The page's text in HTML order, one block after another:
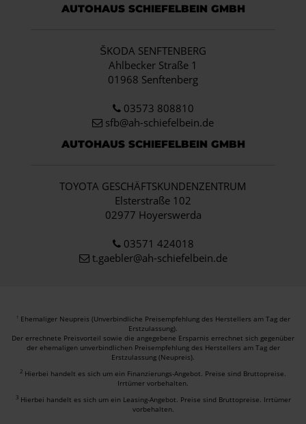
AUTOHAUS SCHIEFELBEIN GMBH
ŠKODA SENFTENBERG
Ahlbecker Straße 1
01968 Senftenberg
03573 808810
sfb@ah-schiefelbein.de
AUTOHAUS SCHIEFELBEIN GMBH
TOYOTA GESCHÄFTSKUNDENZENTRUM
Elsterstraße 102
02977 Hoyerswerda
03571 424018
t.gaebler@ah-schiefelbein.de
1 Ehemaliger Neupreis (Unverbindliche Preisempfehlung des Herstellers am Tag der
Erstzulassung).
Der errechnete Preisvorteil sowie die angegebene Ersparnis errechnet sich gegenüber
der ehemaligen unverbindlichen Preisempfehlung des Herstellers am Tag der
Erstzulassung (Neupreis).
2 Hierbei handelt es sich um ein Finanzierungs-Angebot. Preise sind Bruttopreise.
Irrtümer vorbehalten.
3 Hierbei handelt es sich um ein Leasing-Angebot. Preise sind Bruttopreise. Irrtümer
vorbehalten.